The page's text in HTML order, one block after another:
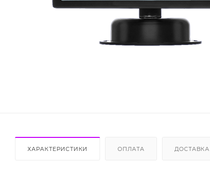
ХАРАКТЕРИСТИКИ ОПЛАТА ДОСТАВКА